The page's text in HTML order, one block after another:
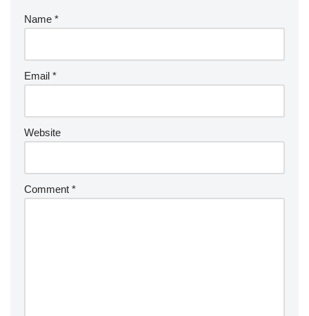
Name *
Email *
Website
Comment *